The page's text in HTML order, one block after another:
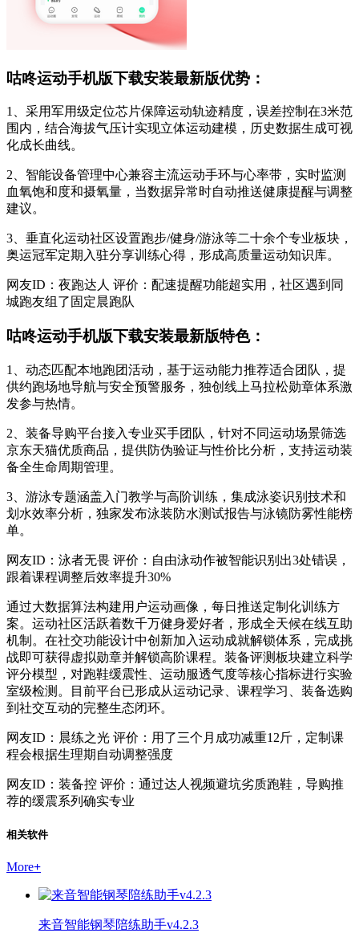
咕咚运动手机版下载安装最新版优势：
1、采用军用级定位芯片保障运动轨迹精度，误差控制在3米范
围内，结合海拔气压计实现立体运动建模，历史数据生成可视
化成长曲线。
2、智能设备管理中心兼容主流运动手环与心率带，实时监测
血氧饱和度和摄氧量，当数据异常时自动推送健康提醒与调整
建议。
3、垂直化运动社区设置跑步/健身/游泳等二十余个专业板块，
奥运冠军定期入驻分享训练心得，形成高质量运动知识库。
网友ID：夜跑达人 评价：配速提醒功能超实用，社区遇到同
城跑友组了固定晨跑队
咕咚运动手机版下载安装最新版特色：
1、动态匹配本地跑团活动，基于运动能力推荐适合团队，提
供约跑场地导航与安全预警服务，独创线上马拉松勋章体系激
发参与热情。
2、装备导购平台接入专业买手团队，针对不同运动场景筛选
京东天猫优质商品，提供防伪验证与性价比分析，支持运动装
备全生命周期管理。
3、游泳专题涵盖入门教学与高阶训练，集成泳姿识别技术和
划水效率分析，独家发布泳装防水测试报告与泳镜防雾性能榜
单。
网友ID：泳者无畏 评价：自由泳动作被智能识别出3处错误，
跟着课程调整后效率提升30%
通过大数据算法构建用户运动画像，每日推送定制化训练方
案。运动社区活跃着数千万健身爱好者，形成全天候在线互助
机制。在社交功能设计中创新加入运动成就解锁体系，完成挑
战即可获得虚拟勋章并解锁高阶课程。装备评测板块建立科学
评分模型，对跑鞋缓震性、运动服透气度等核心指标进行实验
室级检测。目前平台已形成从运动记录、课程学习、装备选购
到社交互动的完整生态闭环。
网友ID：晨练之光 评价：用了三个月成功减重12斤，定制课
程会根据生理期自动调整强度
网友ID：装备控 评价：通过达人视频避坑劣质跑鞋，导购推
荐的缓震系列确实专业
相关软件
More+
来音智能钢琴陪练助手v4.2.3